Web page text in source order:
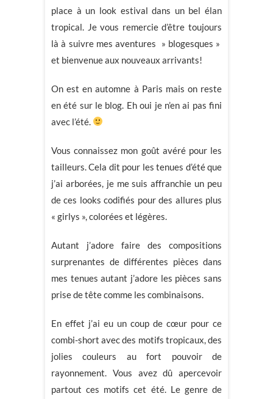
place à un look estival dans un bel élan
tropical. Je vous remercie d’être toujours
là à suivre mes aventures » blogesques »
et bienvenue aux nouveaux arrivants!
On est en automne à Paris mais on reste
en été sur le blog. Eh oui je n’en ai pas fini
avec l’été.
Vous connaissez mon goût avéré pour les
tailleurs. Cela dit pour les tenues d’été que
j’ai arborées, je me suis affranchie un peu
de ces looks codifiés pour des allures plus
« girlys », colorées et légères.
Autant j’adore faire des compositions
surprenantes de différentes pièces dans
mes tenues autant j’adore les pièces sans
prise de tête comme les combinaisons.
En effet j’ai eu un coup de cœur pour ce
combi-short avec des motifs tropicaux, des
jolies couleurs au fort pouvoir de
rayonnement. Vous avez dû apercevoir
partout ces motifs cet été. Le genre de